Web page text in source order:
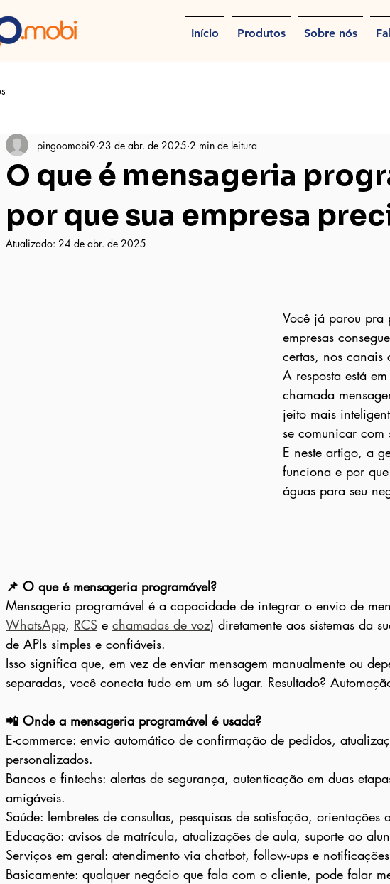
Início Produtos Sobre nós
O que é mensageria
por que sua empresa
pingoomobi9 23 de abr. de 2025 2 min de leitura
Atualizado: 24 de abr. de 2025
Você já parou pra
empresas
certas, nos canais
A resposta está
chamada
jeito mais
se comunicar com
E neste artigo, a
funciona e por
águas para seu
📌 O que é mensageria programável?
Mensageria programável é a capacidade de integrar o envio de
WhatsApp, RCS e chamadas de voz) diretamente aos sistemas da
de APIs simples e confiáveis.
Isso significa que, em vez de enviar mensagem manualmente ou
separadas, você conecta tudo em um só lugar. Resultado?
📲 Onde a mensageria programável é usada?
E-commerce: envio automático de confirmação de pedidos,
personalizados.
Bancos e fintechs: alertas de segurança, autenticação em duas
amigáveis.
Saúde: lembretes de consultas, pesquisas de satisfação, orientações
Educação: avisos de matrícula, atualizações de aula, suporte ao
Serviços em geral: atendimento via chatbot, follow-ups e
Basicamente: qualquer negócio que fala com o cliente, pode falar